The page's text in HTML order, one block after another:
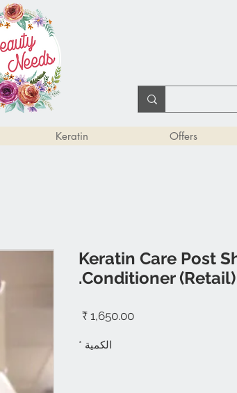
Keratin Offers
Keratin Care Post
Conditioner
السعر
الكمية *